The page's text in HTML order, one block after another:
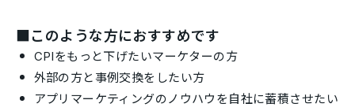
■このような方におすすめです
CPIをもっと下げたいマーケターの方
外部の方と事例交換をしたい方
アプリマーケティングのノウハウを自社に蓄積させたい